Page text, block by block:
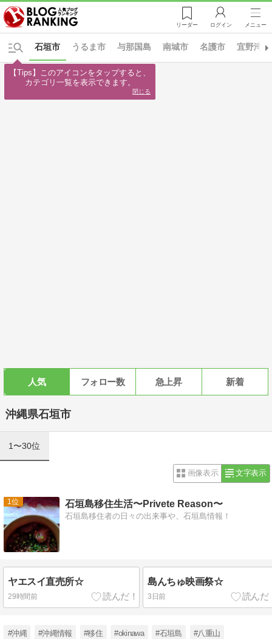
リーダー ログイン メニュー
うるま市 与那国島 南城市 名護市 宜野湾市
石垣市
人気 フォロー数 急上昇 新着
沖縄県石垣市
1〜30位
画像表示 文字表示
1 石垣島移住生活〜Privete Reason〜
石垣島移住者の日々の出来事や、石垣島情報！
ヤエスイ直売所☆
29時間前
島んちゅ映画祭☆
3日前
#沖縄 #沖縄情報 #移住 #okinawa #石垣島 #八重山
【Tips】このアイコンをタップすると、
カテゴリ一覧を表示できます。
閉じる